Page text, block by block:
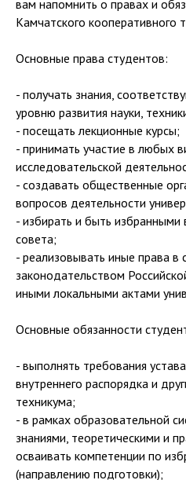
вам напомнить о правах и
Камчатского кооперативного
Основные права студентов:
- получать знания,
уровню развития науки,
- посещать лекционные курсы;
- принимать участие в любых
исследовательской
- создавать общественные
вопросов деятельности
- избирать и быть избранными
совета;
- реализовывать иные права в
законодательством
иными локальными актами
Основные обязанности
- выполнять требования
внутреннего распорядка и
техникума;
- в рамках образовательной
знаниями, теоретическими и
осваивать компетенции по
(направлению подготовки);